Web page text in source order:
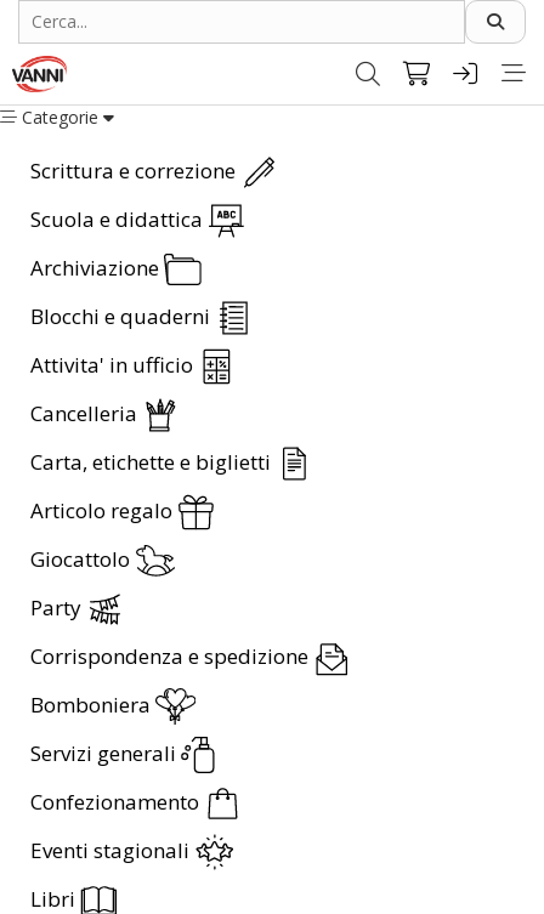
Categorie
Scrittura e correzione
Scuola e didattica
Archiviazione
Blocchi e quaderni
Attivita' in ufficio
Cancelleria
Carta, etichette e biglietti
Articolo regalo
Giocattolo
Party
Corrispondenza e spedizione
Bomboniera
Servizi generali
Confezionamento
Eventi stagionali
Libri